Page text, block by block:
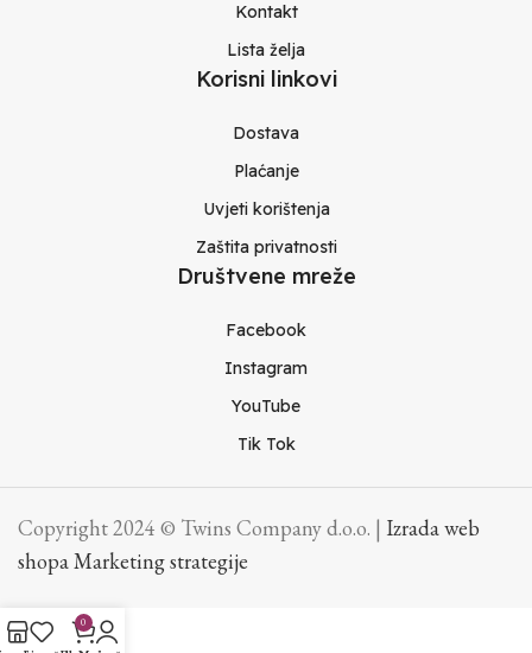
Kontakt
Lista želja
Korisni linkovi
Dostava
Plaćanje
Uvjeti korištenja
Zaštita privatnosti
Društvene mreže
Facebook
Instagram
YouTube
Tik Tok
Copyright 2024 © Twins Company d.o.o. | Izrada web
shopa Marketing strategije
0